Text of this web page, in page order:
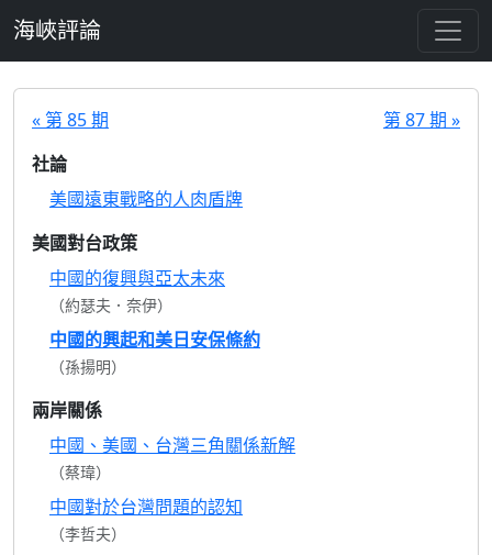
海峽評論
« 第 85 期
第 87 期 »
社論
美國遠東戰略的人肉盾牌
美國對台政策
中國的復興與亞太未來
（約瑟夫．奈伊）
中國的興起和美日安保條約
（孫揚明）
兩岸關係
中國、美國、台灣三角關係新解
（蔡瑋）
中國對於台灣問題的認知
（李哲夫）